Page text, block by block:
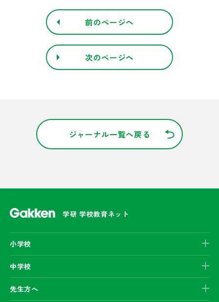
前のページへ
次のページへ
ジャーナル一覧へ戻る
学研 学校教育ネット
小学校
中学校
先生方へ